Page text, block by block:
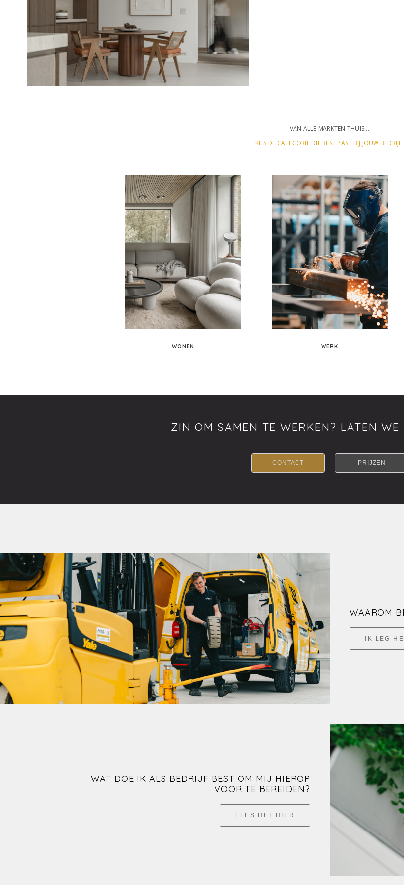
VAN ALLE MARKTEN THUIS...
KIES DE CATEGORIE DIE BEST PAST BIJ JOUW BEDRIJF.
WONEN WERK
ZIN OM SAMEN TE WERKEN? LATEN WE
CONTACT PRIJZEN
WAAROM
IK LEG
WAT DOE IK ALS BEDRIJF BEST OM MIJ HIEROP
VOOR TE BEREIDEN?
LEES HET HIER